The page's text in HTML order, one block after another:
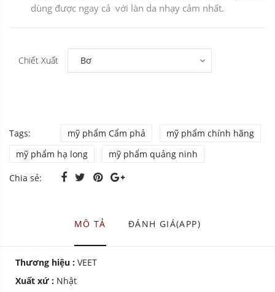
dùng được ngay cả với làn da nhạy cảm nhất.
Chiết Xuất
Tags: mỹ phẩm Cẩm phả
mỹ phẩm chính hãng
mỹ phẩm hạ long
mỹ phẩm quảng ninh
Chia sẻ:
MÔ TẢ ĐÁNH GIÁ(APP)
Thương hiệu : VEET
Xuất xứ : Nhật